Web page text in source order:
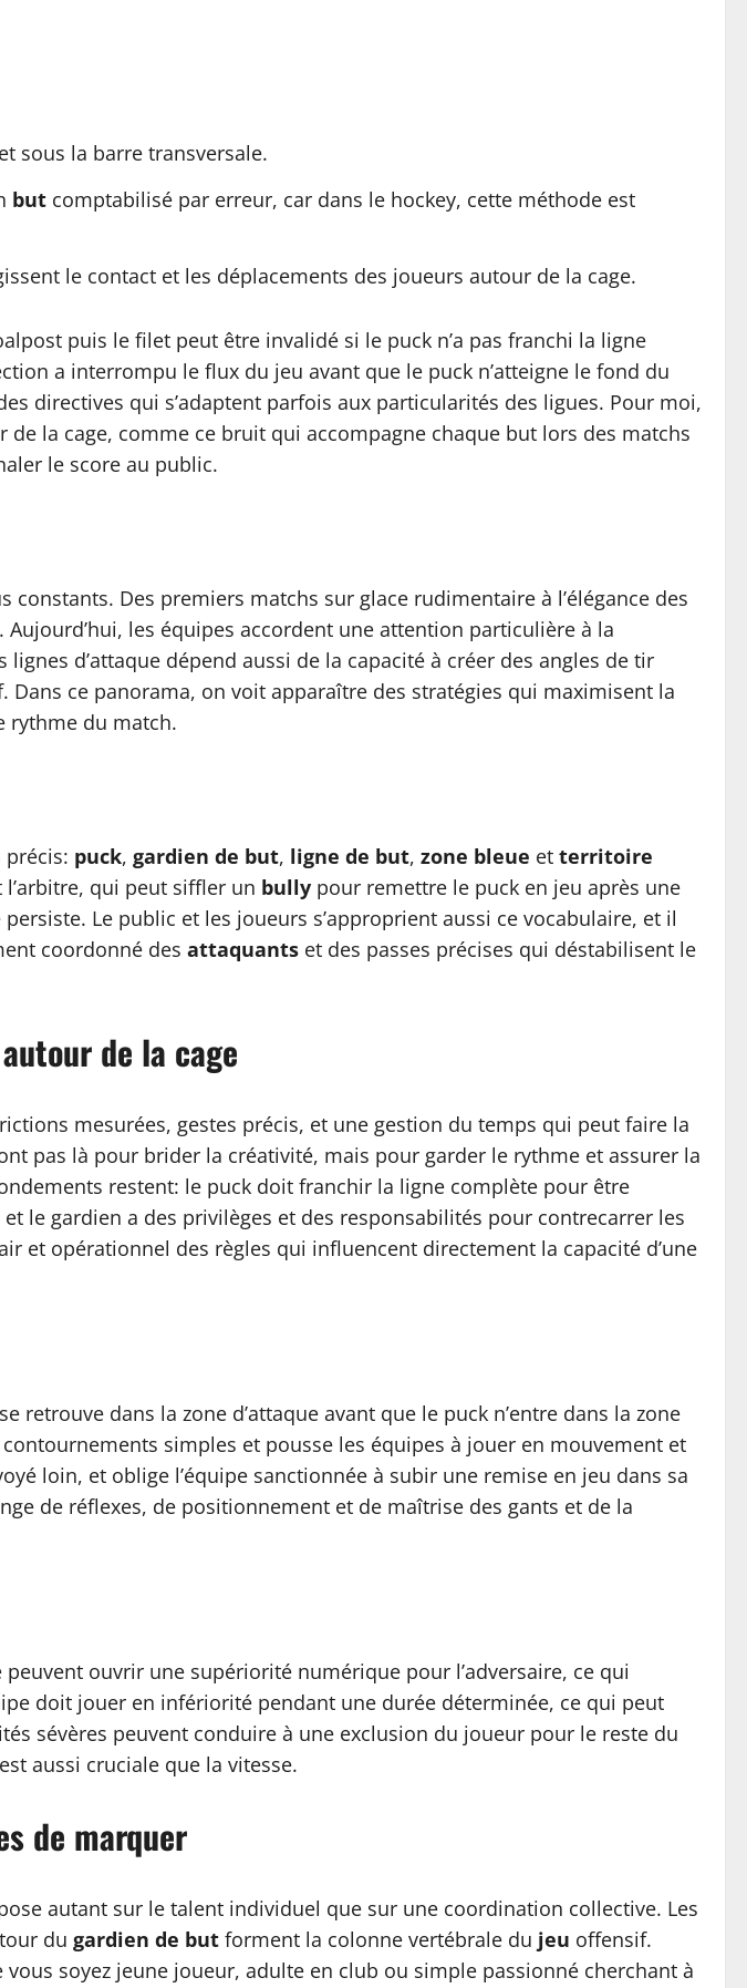
sous la barre transversale.
but comptabilisé par erreur, car dans le hockey, cette méthode est
le contact et les déplacements des joueurs autour de la cage.
puis le filet peut être invalidé si le puck n’a pas franchi la ligne
a interrompu le flux du jeu avant que le puck n’atteigne le fond du
directives qui s’adaptent parfois aux particularités des ligues. Pour moi,
de la cage, comme ce bruit qui accompagne chaque but lors des matchs
le score au public.
constants. Des premiers matchs sur glace rudimentaire à l’élégance des
les équipes accordent une attention particulière à la
lignes d’attaque dépend aussi de la capacité à créer des angles de tir
ce panorama, on voit apparaître des stratégies qui maximisent la
rythme du match.
précis: puck, gardien de but, ligne de but, zone bleue et territoire
qui peut siffler un bully pour remettre le puck en jeu après une
Le public et les joueurs s’approprient aussi ce vocabulaire, et il
coordonné des attaquants et des passes précises qui déstabilisent le
de la cage
mesurées, gestes précis, et une gestion du temps qui peut faire la
pas là pour brider la créativité, mais pour garder le rythme et assurer la
restent: le puck doit franchir la ligne complète pour être
le gardien a des privilèges et des responsabilités pour contrecarrer les
et opérationnel des règles qui influencent directement la capacité d’une
dans la zone d’attaque avant que le puck n’entre dans la zone
simples et pousse les équipes à jouer en mouvement et
loin, et oblige l’équipe sanctionnée à subir une remise en jeu dans sa
de réflexes, de positionnement et de maîtrise des gants et de la
ouvrir une supériorité numérique pour l’adversaire, ce qui
doit jouer en infériorité pendant une durée déterminée, ce qui peut
sévères peuvent conduire à une exclusion du joueur pour le reste du
aussi cruciale que la vitesse.
de marquer
autant sur le talent individuel que sur une coordination collective. Les
du gardien de but forment la colonne vertébrale du jeu offensif.
soyez jeune joueur, adulte en club ou simple passionné cherchant à